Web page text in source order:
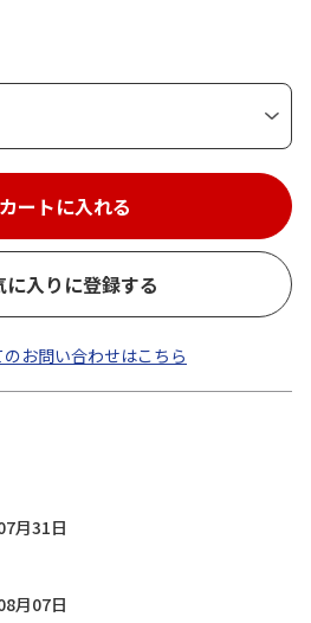
カートに入れる
に入りに登録する
お問い合わせはこちら
月31日
月07日